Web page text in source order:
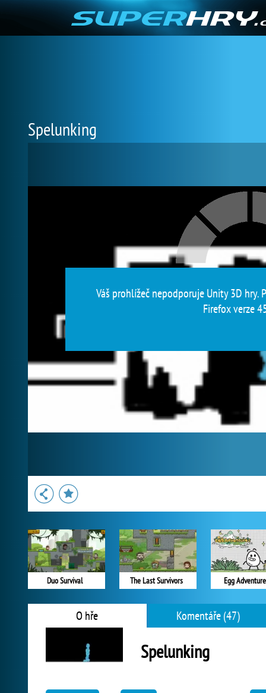
Spelunking
Váš prohlížeč nepodporuje Unity 3D
Firefox verze
Duo Survival The Last Survivors Egg
O hře Komentáře (47)
Spelunking